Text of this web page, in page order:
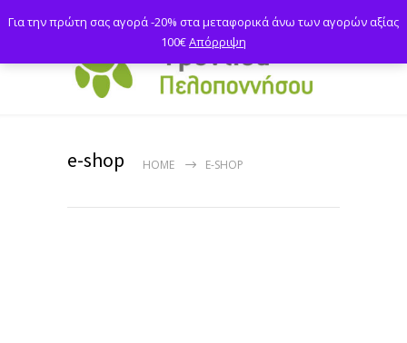
e-shop HOME E-SHOP
Για την πρώτη σας αγορά -20% στα μεταφορικά άνω των αγορών αξίας
100€Απόρριψη